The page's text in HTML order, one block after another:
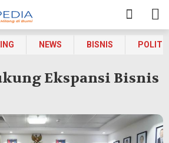
NEWS BISNIS
Ekspansi Bisnis